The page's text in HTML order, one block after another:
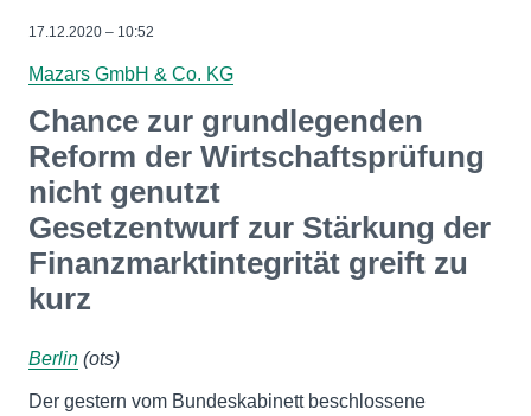
17.12.2020 – 10:52
Mazars GmbH & Co. KG
Chance zur grundlegenden
Reform der Wirtschaftsprüfung
nicht genutzt
Gesetzentwurf zur Stärkung der
Finanzmarktintegrität greift zu
kurz
Berlin (ots)
Der gestern vom Bundeskabinett beschlossene